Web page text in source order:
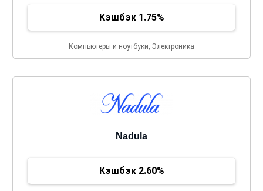
Кэшбэк 1.75%
Компьютеры и ноутбуки, Электроника
Nadula
Кэшбэк 2.60%